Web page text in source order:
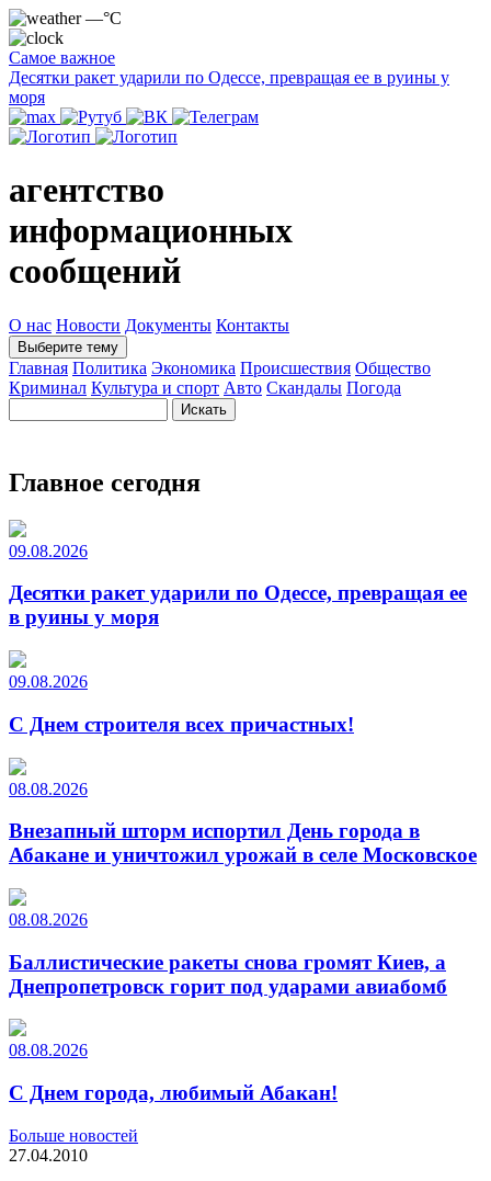
—°C
Самое важное
Десятки ракет ударили по Одессе, превращая ее в руины у
моря
агентство
информационных
сообщений
О нас Новости Документы Контакты
Выберите тему
Главная Политика Экономика Происшествия Общество
Криминал Культура и спорт Авто Скандалы Погода
Главное сегодня
09.08.2026
Десятки ракет ударили по Одессе, превращая ее
в руины у моря
09.08.2026
С Днем строителя всех причастных!
08.08.2026
Внезапный шторм испортил День города в
Абакане и уничтожил урожай в селе Московское
08.08.2026
Баллистические ракеты снова громят Киев, а
Днепропетровск горит под ударами авиабомб
08.08.2026
С Днем города, любимый Абакан!
Больше новостей
27.04.2010